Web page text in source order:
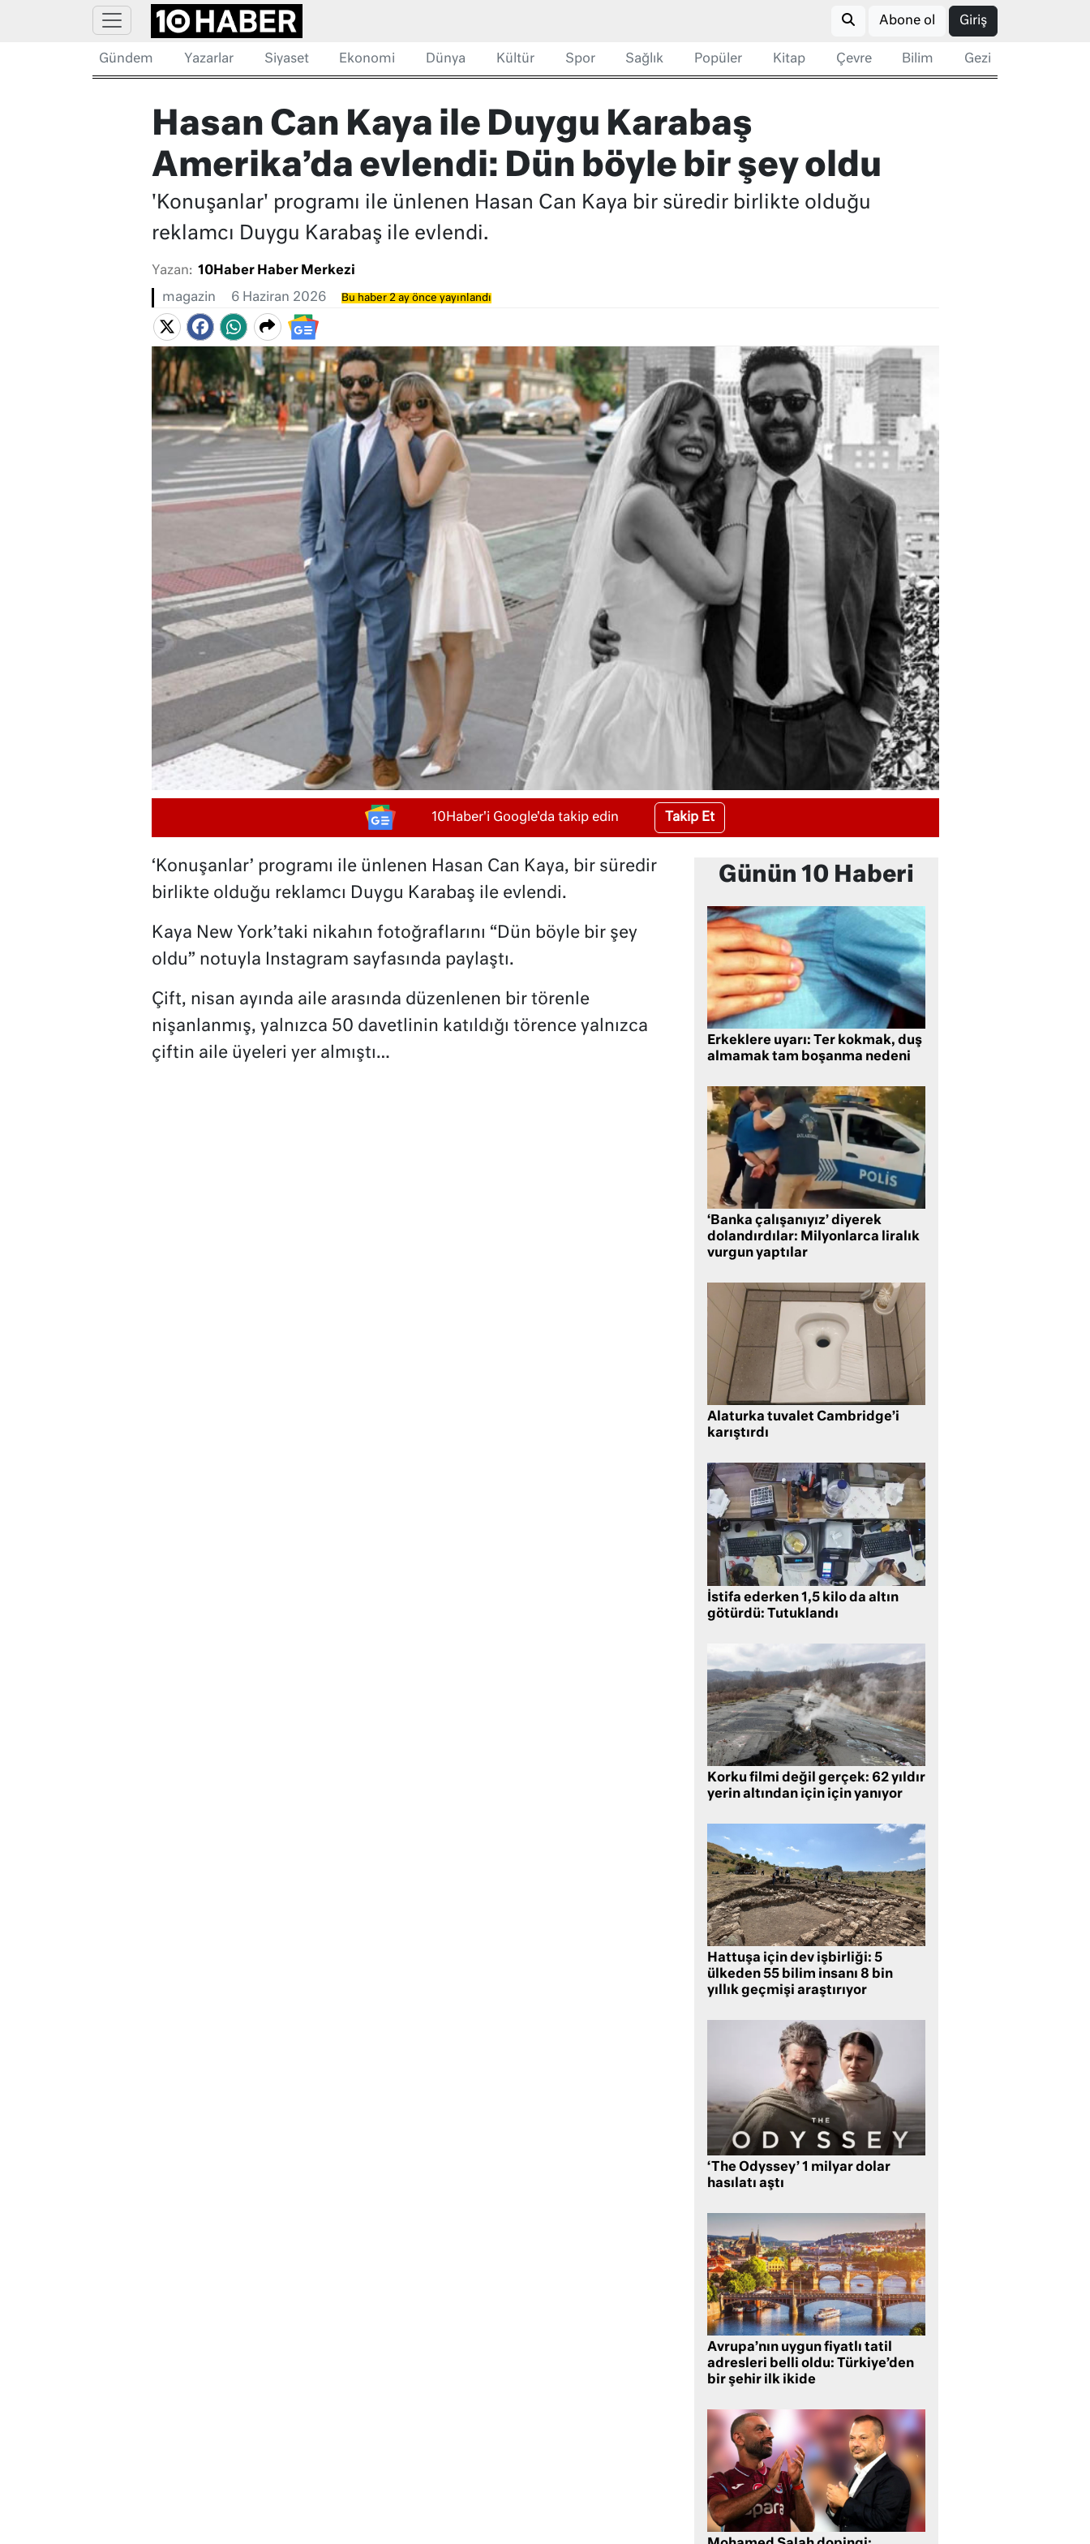
Abone ol Giriş
Gündem Yazarlar Siyaset Ekonomi Dünya Kültür Spor Sağlık Popüler Kitap Çevre Bilim Gezi
Hasan Can Kaya ile Duygu Karabaş
Amerika’da evlendi: Dün böyle bir şey oldu
'Konuşanlar' programı ile ünlenen Hasan Can Kaya bir süredir birlikte olduğu
reklamcı Duygu Karabaş ile evlendi.
Yazan: 10Haber Haber Merkezi
magazin 6 Haziran 2026 Bu haber 2 ay önce yayınlandı
10Haber'i Google'da takip edin Takip Et
‘Konuşanlar’ programı ile ünlenen Hasan Can Kaya, bir süredir
birlikte olduğu reklamcı Duygu Karabaş ile evlendi.
Kaya New York’taki nikahın fotoğraflarını “Dün böyle bir şey
oldu” notuyla Instagram sayfasında paylaştı.
Çift, nisan ayında aile arasında düzenlenen bir törenle
nişanlanmış, yalnızca 50 davetlinin katıldığı törence yalnızca
çiftin aile üyeleri yer almıştı…
Günün 10 Haberi
Erkeklere uyarı: Ter kokmak, duş
almamak tam boşanma nedeni
‘Banka çalışanıyız’ diyerek
dolandırdılar: Milyonlarca liralık
vurgun yaptılar
Alaturka tuvalet Cambridge’i
karıştırdı
İstifa ederken 1,5 kilo da altın
götürdü: Tutuklandı
Korku filmi değil gerçek: 62 yıldır
yerin altından için için yanıyor
Hattuşa için dev işbirliği: 5
ülkeden 55 bilim insanı 8 bin
yıllık geçmişi araştırıyor
‘The Odyssey’ 1 milyar dolar
hasılatı aştı
Avrupa’nın uygun fiyatlı tatil
adresleri belli oldu: Türkiye’den
bir şehir ilk ikide